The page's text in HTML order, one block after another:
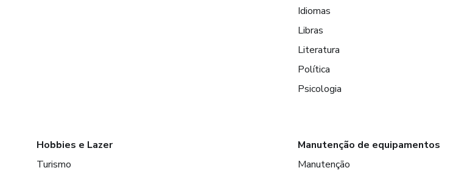
Idiomas
Libras
Literatura
Política
Psicologia
Hobbies e Lazer
Turismo
Manutenção de equipamentos
Manutenção